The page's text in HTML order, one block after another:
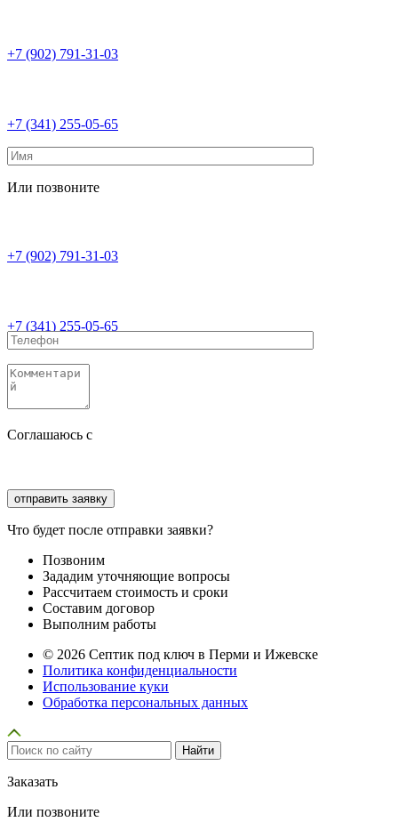
+7 (902) 791-31-03
+7 (341) 255-05-65
Или позвоните
+7 (902) 791-31-03
+7 (341) 255-05-65
Соглашаюсь с
Что будет после отправки заявки?
Позвоним
Зададим уточняющие вопросы
Рассчитаем стоимость и сроки
Составим договор
Выполним работы
© 2026 Септик под ключ в Перми и Ижевске
Политика конфиденциальности
Использование куки
Обработка персональных данных
Заказать
Или позвоните